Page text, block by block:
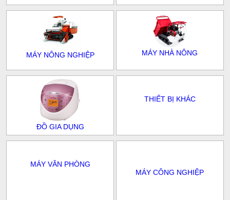
MÁY NÔNG NGHIỆP MÁY NHÀ NÔNG
ĐỒ GIA DỤNG
THIẾT BỊ KHÁC
MÁY VĂN PHÒNG
MÁY CÔNG NGHIỆP